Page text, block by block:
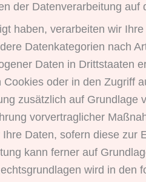
der Datenverarbeitung auf
haben, verarbeiten wir
Datenkategorien nach
Daten in Drittstaaten
oder in den Zugriff
zusätzlich auf
vorvertraglicher
Daten, sofern diese
kann ferner auf
wird in den